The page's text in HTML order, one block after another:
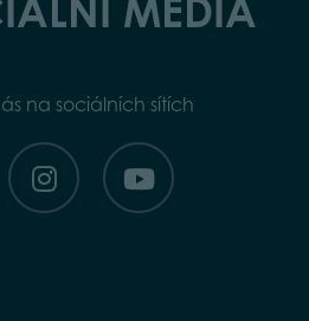
MÉDIA
na sociálních sítích